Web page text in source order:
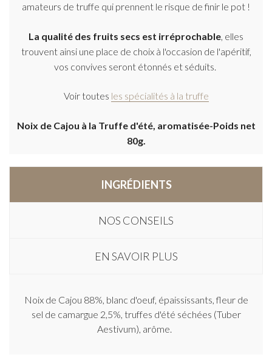
amateurs de truffe qui prennent le risque de finir le pot !
La qualité des fruits secs est irréprochable, elles
trouvent ainsi une place de choix à l'occasion de l'apéritif,
vos convives seront étonnés et séduits.
Voir toutes les spécialités à la truffe
Noix de Cajou à la Truffe d'été, aromatisée-Poids net
80g.
INGRÉDIENTS
NOS CONSEILS
EN SAVOIR PLUS
Noix de Cajou 88%, blanc d'oeuf, épaississants, fleur de
sel de camargue 2,5%, truffes d'été séchées (Tuber
Aestivum), arôme.